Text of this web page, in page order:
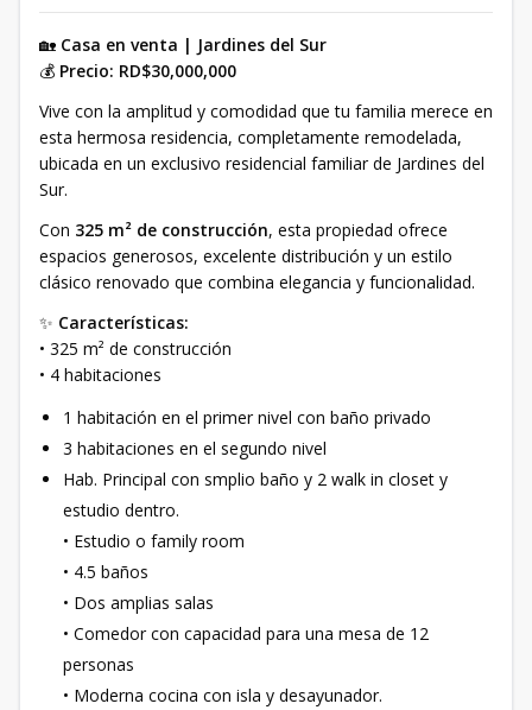
🏡 Casa en venta | Jardines del Sur
💰 Precio: RD$30,000,000
Vive con la amplitud y comodidad que tu familia merece en
esta hermosa residencia, completamente remodelada,
ubicada en un exclusivo residencial familiar de Jardines del
Sur.
Con 325 m² de construcción, esta propiedad ofrece
espacios generosos, excelente distribución y un estilo
clásico renovado que combina elegancia y funcionalidad.
✨ Características:
• 325 m² de construcción
• 4 habitaciones
1 habitación en el primer nivel con baño privado
3 habitaciones en el segundo nivel
Hab. Principal con smplio baño y 2 walk in closet y
estudio dentro.
• Estudio o family room
• 4.5 baños
• Dos amplias salas
• Comedor con capacidad para una mesa de 12
personas
• Moderna cocina con isla y desayunador.